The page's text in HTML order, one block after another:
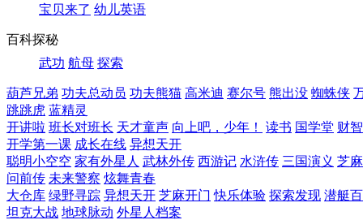
宝贝来了 幼儿英语
百科探秘
武功 航母 探索
葫芦兄弟 功夫总动员 功夫熊猫 高米迪 赛尔号 熊出没 蜘蛛侠
跳跳虎 蓝精灵
开讲啦 班长对班长 天才童声 向上吧，少年！ 读书 国学堂 财
开学第一课 成长在线 异想天开
聪明小空空 家有外星人 武林外传 西游记 水浒传 三国演义 芝
问前传 未来警察 炫舞青春
大仓库 绿野寻踪 异想天开 芝麻开门 快乐体验 探索发现 潜艇
坦克大战 地球脉动 外星人档案